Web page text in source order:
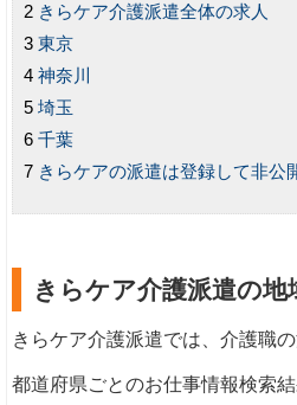
きらケア介護派遣全体の求人
東京
神奈川
埼玉
千葉
きらケアの派遣は登録して非公
きらケア介護派遣の地
きらケア介護派遣では、介護職
都道府県ごとのお仕事情報検索